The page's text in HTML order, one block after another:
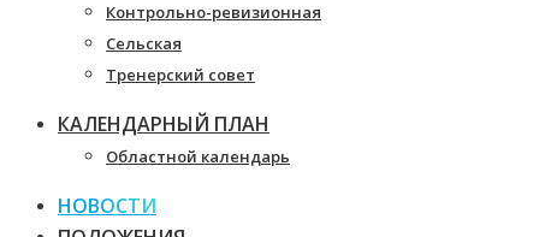
Контрольно-ревизионная
Сельская
Тренерский совет
КАЛЕНДАРНЫЙ ПЛАН
Областной календарь
НОВОСТИ